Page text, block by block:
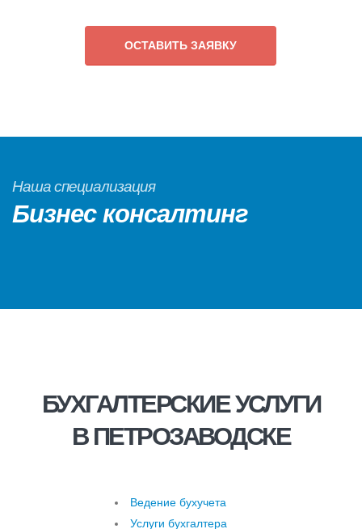
ОСТАВИТЬ ЗАЯВКУ
Наша специализация
Бизнес консалтинг
БУХГАЛТЕРСКИЕ УСЛУГИ
В ПЕТРОЗАВОДСКЕ
Ведение бухучета
Услуги бухгалтера